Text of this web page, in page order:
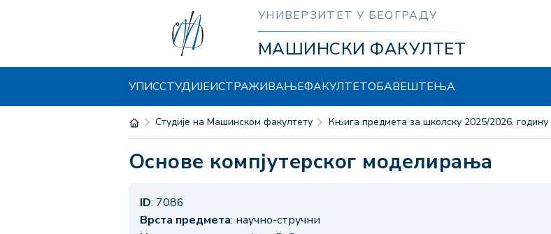
УНИВЕРЗИТЕТ У БЕОГРАДУ
МАШИНСКИ ФАКУЛТЕТ
УПИССТУДИЈЕИСТРАЖИВАЊЕФАКУЛТЕТОБАВЕШТЕЊА
Студије на Машинском факултету Књига предмета за школску 2025/2026. годину
Основе компјутерског моделирања
ID: 7086
Врста предмета: научно-стручни